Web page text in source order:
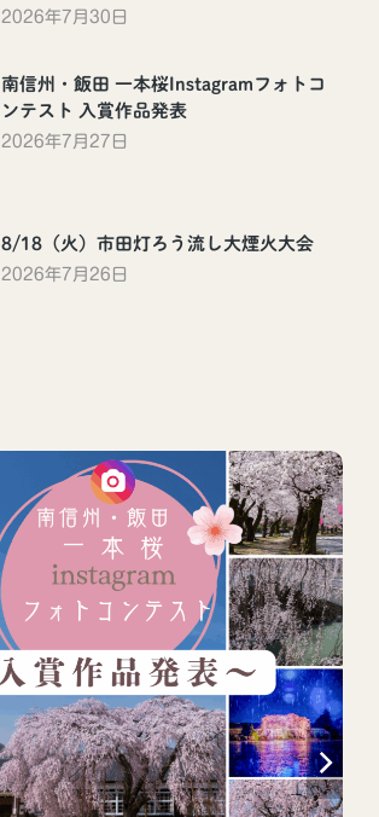
2026年7月30日
南信州・飯田 一本桜Instagramフォトコ
ンテスト 入賞作品発表
2026年7月27日
8/18（火）市田灯ろう流し大煙火大会
2026年7月26日